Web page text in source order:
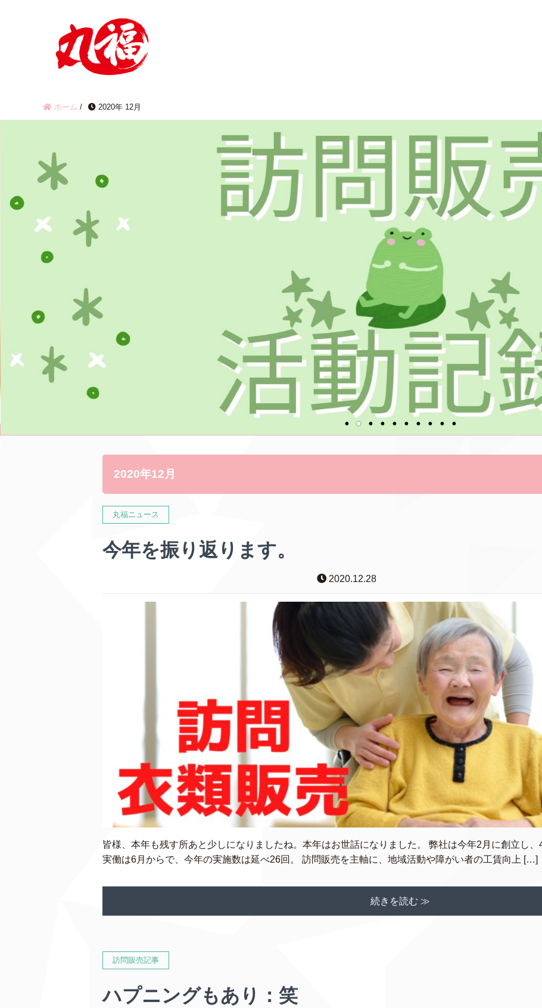
ホーム / 2020年 12月
2020年12月
丸福ニュース
今年を振り返ります。
2020.12.28
皆様、本年も残す所あと少しになりましたね。本年はお世話になりました。 弊社は今年2月に創立し
実働は6月からで、今年の実施数は延べ26回。 訪問販売を主軸に、地域活動や障がい者の工賃向上 […]
続きを読む ≫
訪問販売記事
ハプニングもあり：笑